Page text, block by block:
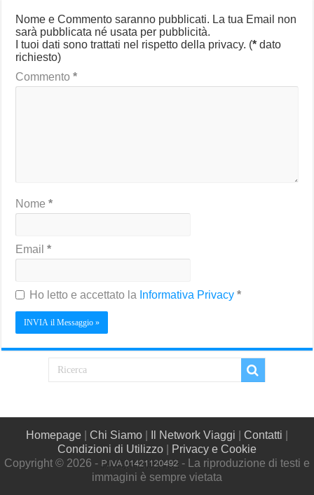
Nome e Commento saranno pubblicati. La tua Email non
sarà pubblicata né usata per pubblicità.
I tuoi dati sono trattati nel rispetto della privacy. (* dato
richiesto)
Commento*
Nome*
Email*
Ho letto e accettato la Informativa Privacy*
Homepage Chi Siamo Il Network Viaggi Contatti
Condizioni di Utilizzo
Privacy e Cookie
Copyright © 2026 -
- La riproduzione di testi e
immagini è sempre vietata